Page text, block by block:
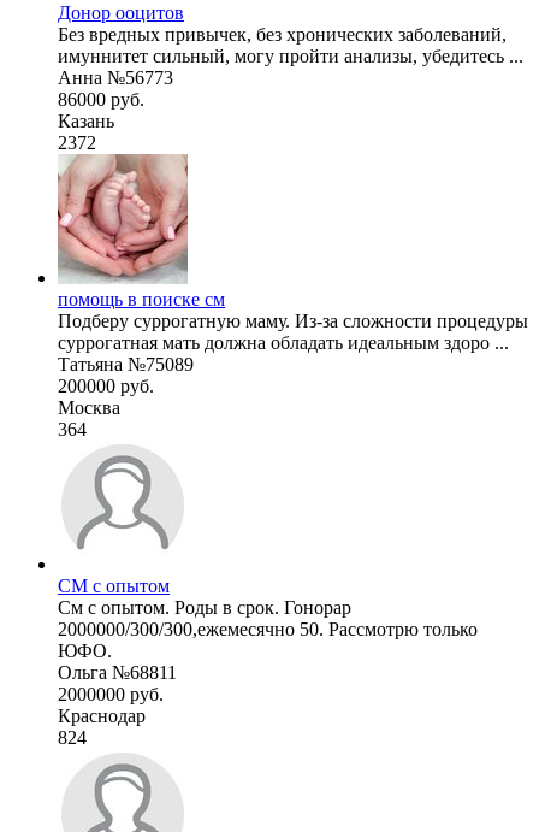
Донор ооцитов
Без вредных привычек, без хронических заболеваний,
имуннитет сильный, могу пройти анализы, убедитесь ...
Анна №56773
86000 руб.
Казань
2372
помощь в поиске см
Подберу суррогатную маму. Из-за сложности процедуры
суррогатная мать должна обладать идеальным здоро ...
Татьяна №75089
200000 руб.
Москва
364
СМ с опытом
См с опытом. Роды в срок. Гонорар
2000000/300/300,ежемесячно 50. Рассмотрю только
ЮФО.
Ольга №68811
2000000 руб.
Краснодар
824